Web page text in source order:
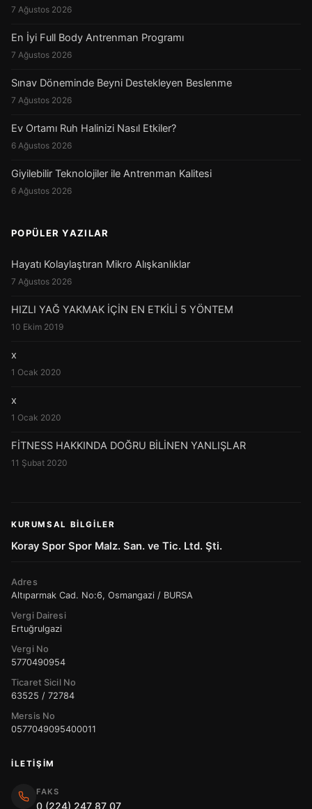
7 Ağustos 2026
En İyi Full Body Antrenman Programı
7 Ağustos 2026
Sınav Döneminde Beyni Destekleyen Beslenme
7 Ağustos 2026
Ev Ortamı Ruh Halinizi Nasıl Etkiler?
6 Ağustos 2026
Giyilebilir Teknolojiler ile Antrenman Kalitesi
6 Ağustos 2026
POPÜLER YAZILAR
Hayatı Kolaylaştıran Mikro Alışkanlıklar
7 Ağustos 2026
HIZLI YAĞ YAKMAK İÇİN EN ETKİLİ 5 YÖNTEM
10 Ekim 2019
x
1 Ocak 2020
x
1 Ocak 2020
FİTNESS HAKKINDA DOĞRU BİLİNEN YANLIŞLAR
11 Şubat 2020
KURUMSAL BILGILER
Koray Spor Spor Malz. San. ve Tic. Ltd. Şti.
Adres
Altıparmak Cad. No:6, Osmangazi / BURSA
Vergi Dairesi
Ertuğrulgazi
Vergi No
5770490954
Ticaret Sicil No
63525 / 72784
Mersis No
0577049095400011
İLETIŞIM
FAKS
0 (224) 247 87 07